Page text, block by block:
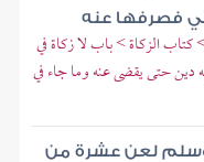
فصرفها عنه
> كتاب الزكاة > باب لا زكاة في
دين حتى يقضى عنه وما جاء في
وسلم لعن عشرة من